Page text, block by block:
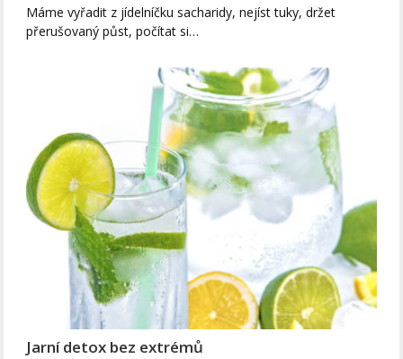
Máme vyřadit z jídelníčku sacharidy, nejíst tuky, držet
přerušovaný půst, počítat si…
Jarní detox bez extrémů